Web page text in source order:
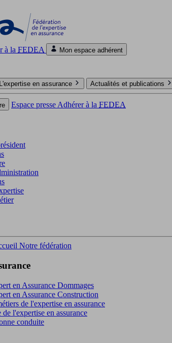
à la FEDEA Mon espace adhérent
L'expertise en assurance Actualités et publications
Espace presse Adhérer à la FEDEA
Notre fédération
en Assurance Dommages
en Assurance Construction
de l'expertise en assurance
l'expertise en assurance
conduite